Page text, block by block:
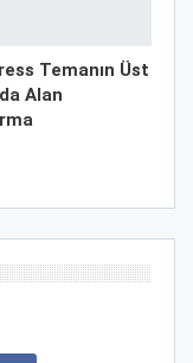
Temanın Üst
Alan